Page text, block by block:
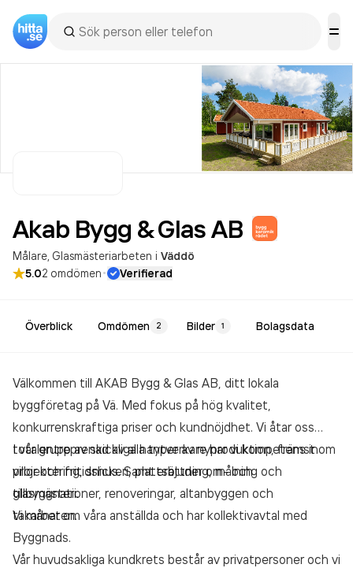
Akab Bygg & GlasAB
Målare Glasmästeriarbeten i Väddö
5.02 omdömen· Verifierad
Överblick Omdömen 2 Bilder 1 Bolagsdata
Välkommen till AKAB Bygg & Glas AB, ditt lokala
byggföretag på Vä. Med fokus på hög kvalitet,
konkurrenskraftiga priser och kundnöjdhet. Vi åtar oss
totalentreprenad av alla typer av nyproduktion, främst
villor och fritidshus. Samt erbjuder om- och
tillbyggnationer, renoveringar, altanbyggen och
takarbeten.
I vår grupp av skickliga hantverkare har vi kompetens inom
projektering, snickeri, plattsättning, målning och
glasmästeri.
Vi månar om våra anställda och har kollektivavtal med
Byggnads.
Vår huvudsakliga kundkrets består av privatpersoner och vi